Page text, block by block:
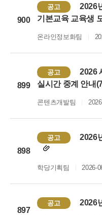
900
공고
2026
기본교육 교육생
온라인정보화팀
899
공고
2026
실시간 중계 안내
콘텐츠개발팀
898
공고 2026
학당기획팀 2026-
897
공고 2026